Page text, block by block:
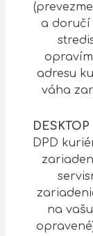
a doručí
adresu
váha
DPD
na